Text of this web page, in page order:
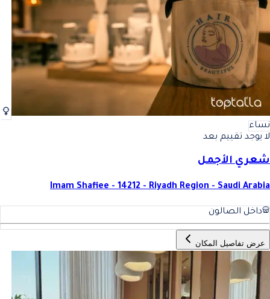
نساء
لا يوجد تقييم بعد
شعري الأجمل
Imam Shafiee - 14212 - Riyadh Region - Saudi Arabia
داخل الصالون
عرض تفاصيل المكان